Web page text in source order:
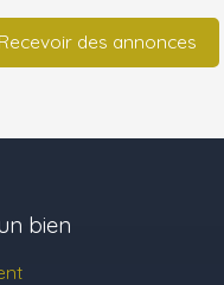
Recevoir des annonces
bien